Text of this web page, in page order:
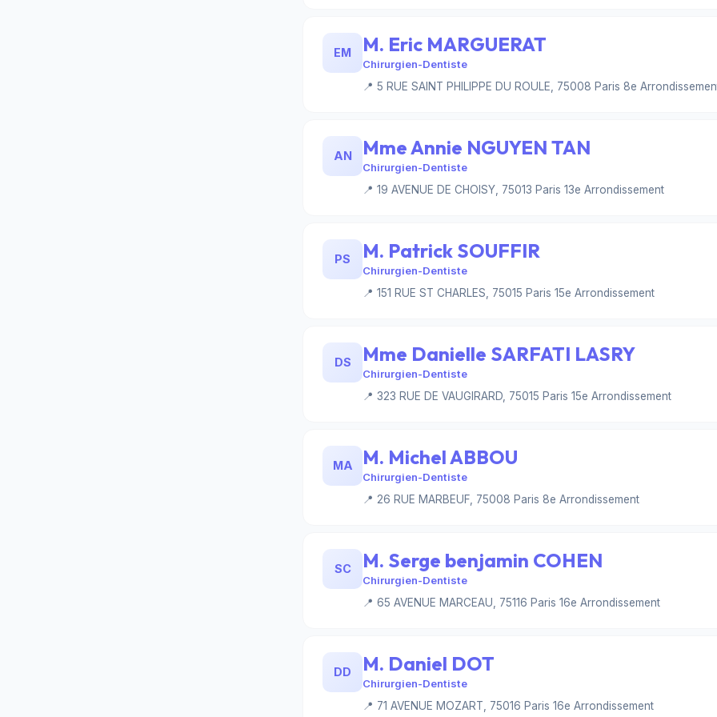
EM M. Eric MARGUERAT
Chirurgien-Dentiste
📍 5 RUE SAINT PHILIPPE DU ROULE, 75008 Paris 8e
AN Mme Annie NGUYEN TAN
Chirurgien-Dentiste
📍 19 AVENUE DE CHOISY, 75013 Paris 13e Arrondissement
PS M. Patrick SOUFFIR
Chirurgien-Dentiste
📍 151 RUE ST CHARLES, 75015 Paris 15e Arrondissement
DS Mme Danielle SARFATI LASRY
Chirurgien-Dentiste
📍 323 RUE DE VAUGIRARD, 75015 Paris 15e Arrondissement
MA M. Michel ABBOU
Chirurgien-Dentiste
📍 26 RUE MARBEUF, 75008 Paris 8e Arrondissement
SC M. Serge benjamin COHEN
Chirurgien-Dentiste
📍 65 AVENUE MARCEAU, 75116 Paris 16e Arrondissement
DD M. Daniel DOT
Chirurgien-Dentiste
📍 71 AVENUE MOZART, 75016 Paris 16e Arrondissement